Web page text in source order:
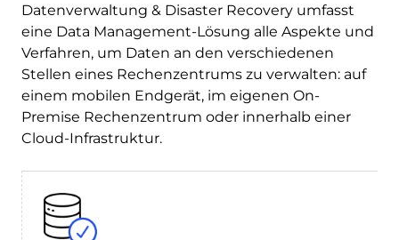
Datenverwaltung & Disaster Recovery umfasst
eine Data Management-Lösung alle Aspekte und
Verfahren, um Daten an den verschiedenen
Stellen eines Rechenzentrums zu verwalten: auf
einem mobilen Endgerät, im eigenen On-
Premise Rechenzentrum oder innerhalb einer
Cloud-Infrastruktur.